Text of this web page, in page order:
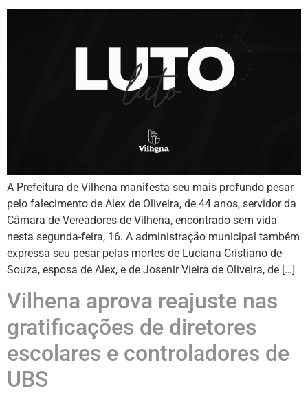
A Prefeitura de Vilhena manifesta seu mais profundo pesar
pelo falecimento de Alex de Oliveira, de 44 anos, servidor da
Câmara de Vereadores de Vilhena, encontrado sem vida
nesta segunda-feira, 16. A administração municipal também
expressa seu pesar pelas mortes de Luciana Cristiano de
Souza, esposa de Alex, e de Josenir Vieira de Oliveira, de […]
Vilhena aprova reajuste nas
gratificações de diretores
escolares e controladores de
UBS